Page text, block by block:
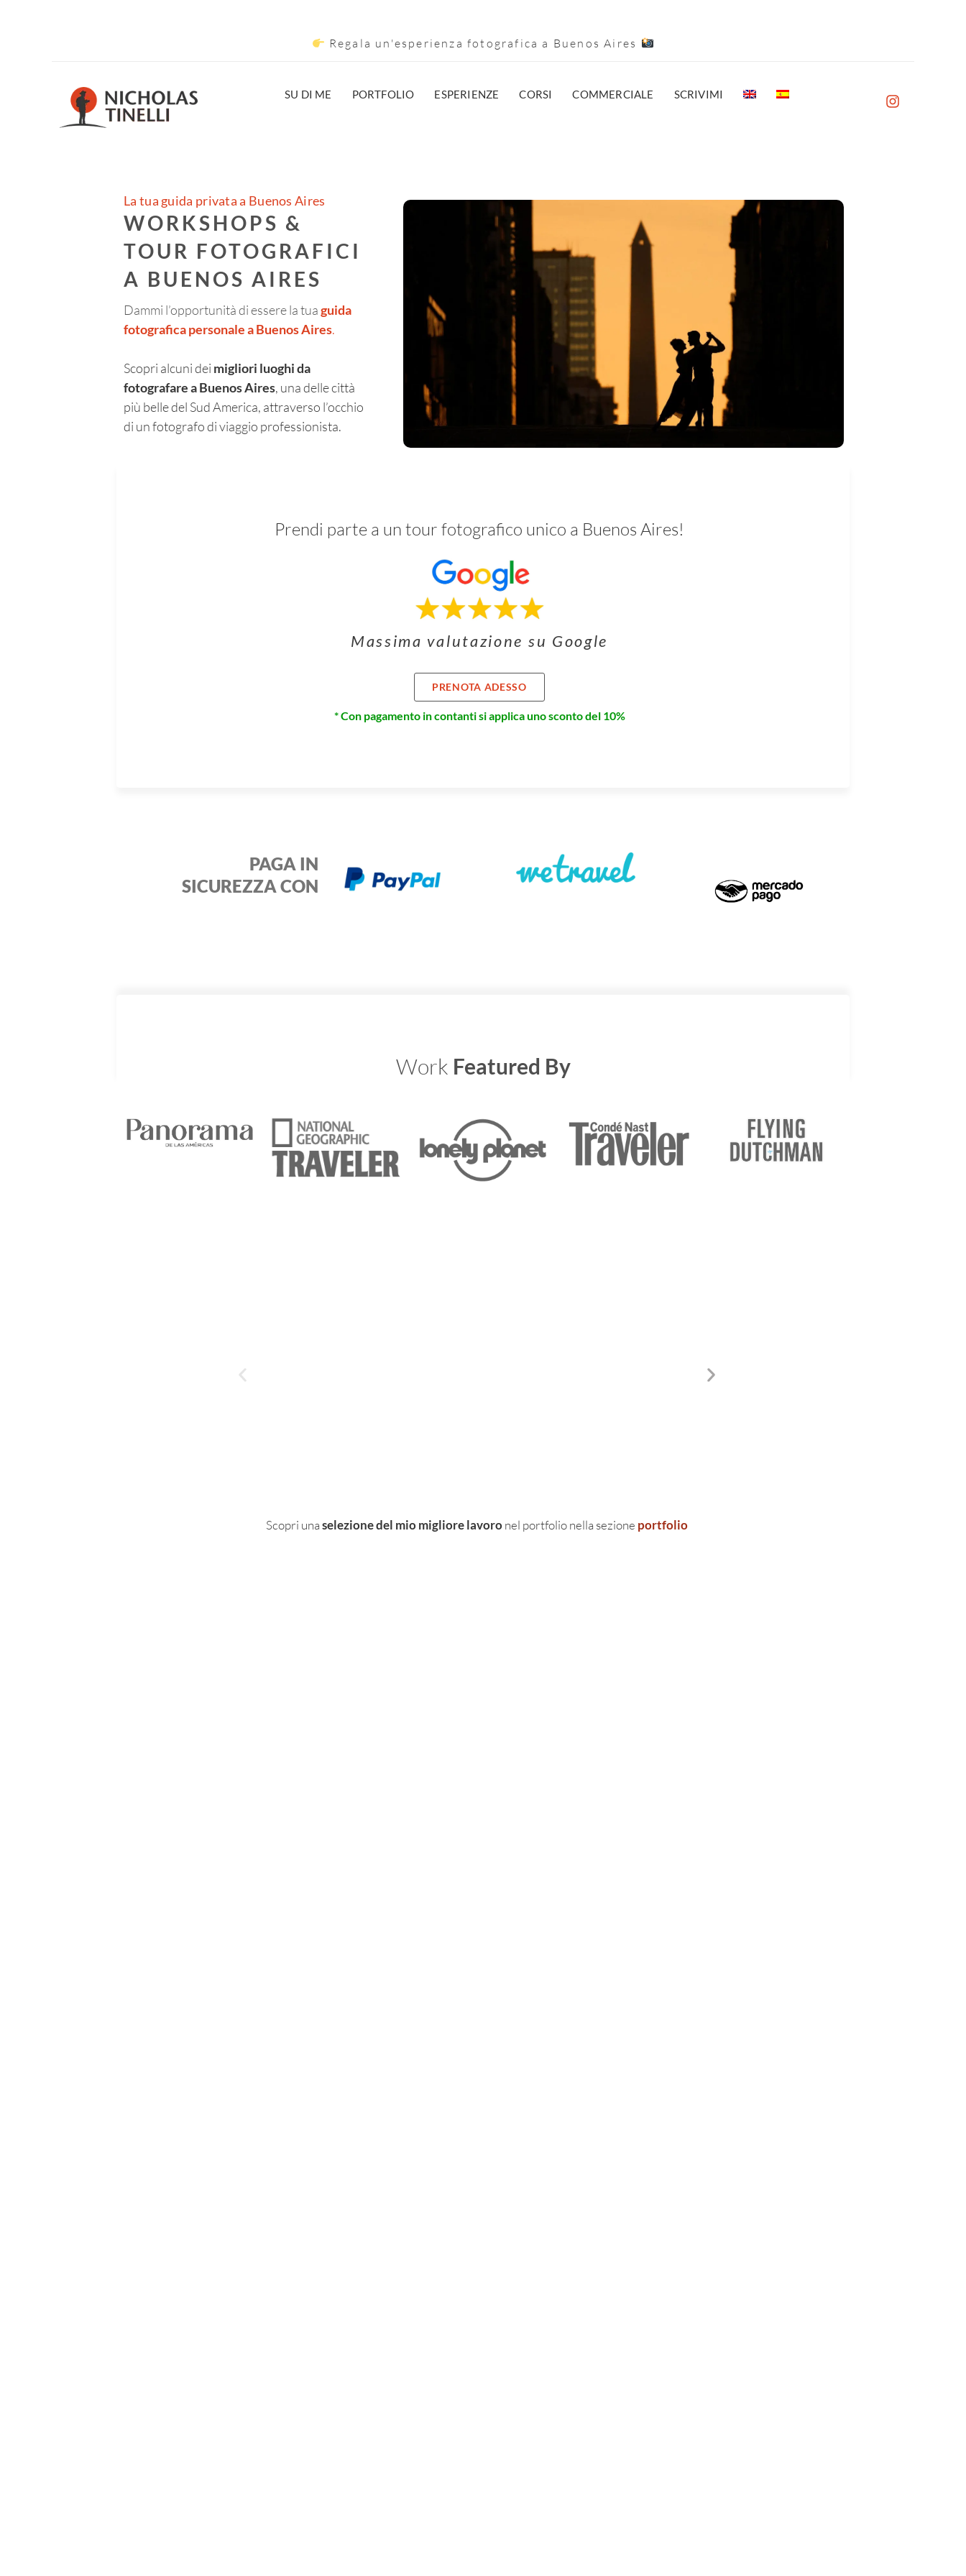
Regala un'esperienza fotografica a Buenos Aires
SU DI ME PORTFOLIO ESPERIENZE CORSI COMMERCIALE SCRIVIMI
La tua guida privata a Buenos Aires
WORKSHOPS &
TOUR FOTOGRAFICI
A BUENOS AIRES
Dammi l’opportunità di essere la tuaguida
fotografica personale a Buenos Aires.
Scopri alcuni dei migliori luoghi da
fotografare a Buenos Aires, una delle città
più belle del Sud America, attraverso l’occhio
di un fotografo di viaggio professionista.
Prendi parte a un tour fotografico unico a Buenos Aires!
Massima valutazione su Google
PRENOTA ADESSO
* Con pagamento in contanti si applica uno sconto del 10%
PAGA IN
SICUREZZA CON
Work Featured By
Scopri unaselezione del mio migliore lavoronel portfolio nella sezione portfolio